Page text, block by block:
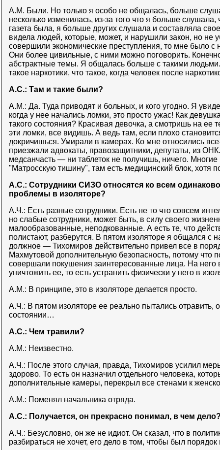
А.М. Были. Но только я особо не общалась, больше
несколько изменилась, из-за того что я больше слушала,
газета была, я больше других слушала и составляла
видела людей, которые, может, и нарушили закон, но не
совершили экономические преступления, то мне было с
Они более цивильные, с ними можно поговорить.
абстрактные темы. Я общалась больше с такими
такое наркотики, что такое, когда человек после
А.С.: Там и такие были?
А.М.: Да. Туда приводят и больных, и кого угодно. Я
когда у нее начались ломки, это просто ужас! Как
такого состояния? Красивая девочка, а смотришь на ее
эти ломки, все видишь. А ведь там, если плохо
докричишься. Умирали в камерах. Ко мне относились
приезжали адвокаты, правозащитники, депутаты, из
медсанчасть — ни таблеток не получишь, ничего.
"Матросскую тишину", там есть медицинский блок, хотя
А.С.: Сотрудники СИЗО относятся ко всем
проблемы в изоляторе?
А.Ч.: Есть разные сотрудники. Есть не то что совсем
но слабые сотрудники, может быть, в силу своего
малообразованные, неподкованные. А есть те, что
полистают, разберутся. В пятом изоляторе я общался с
должное — Тихомиров действительно привел все в
Махмутовой дополнительную безопасность, потому что
совершали покушения заинтересованные лица. На него
уничтожить ее, то есть устранить физически у него в
А.М.: В принципе, это в изоляторе делается просто.
А.Ч.: В пятом изоляторе ее реально пытались
состоянии…
А.С.: Чем травили?
А.М.: Неизвестно.
А.Ч.: После этого случая, правда, Тихомиров усилил
здорово. То есть он назначил отдельного человека,
дополнительные камеры, перекрыл все стенами к
А.М.: Поменял начальника отряда.
А.С.: Получается, он прекрасно понимал, в чем
А.Ч.: Безусловно, он же не идиот. Он сказал, что в
разбираться не хочет, его дело в том, чтобы был